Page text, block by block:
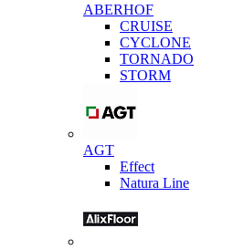
ABERHOF
CRUISE
CYCLONE
TORNADO
STORM
AGT
Effect
Natura Line